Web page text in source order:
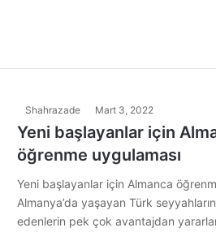
Shahrazade Mart 3, 2022
Yeni başlayanlar için
öğrenme uygulaması
Yeni başlayanlar için Almanca
Almanya’da yaşayan Türk
edenlerin pek çok avantajdan